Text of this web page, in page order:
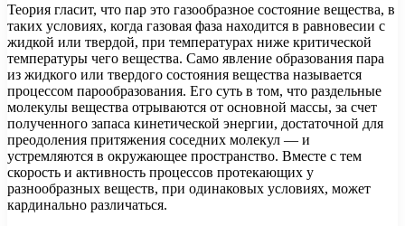
Теория гласит, что пар это газообразное состояние вещества, в
таких условиях, когда газовая фаза находится в равновесии с
жидкой или твердой, при температурах ниже критической
температуры чего вещества. Само явление образования пара
из жидкого или твердого состояния вещества называется
процессом парообразования. Его суть в том, что раздельные
молекулы вещества отрываются от основной массы, за счет
полученного запаса кинетической энергии, достаточной для
преодоления притяжения соседних молекул — и
устремляются в окружающее пространство. Вместе с тем
скорость и активность процессов протекающих у
разнообразных веществ, при одинаковых условиях, может
кардинально различаться.